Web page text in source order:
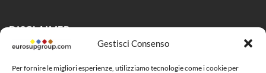
Gestisci Consenso
Per fornire le migliori esperienze, utilizziamo tecnologie come i cookie per
DISCLAIMER
Privacy Policy